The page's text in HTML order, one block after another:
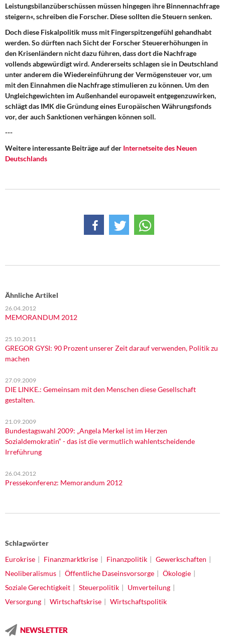
Leistungsbilanzüberschüssen müssen hingegen ihre Binnennachfrage
steigern«, schreiben die Forscher. Diese sollten die Steuern senken.
Doch diese Fiskalpolitik muss mit Fingerspitzengefühl gehandhabt
werden. So dürften nach Sicht der Forscher Steuererhöhungen in
den Krisenländern nicht dazu führen, dass dort die Nachfrage
vollends abgewürdigt wird. Andererseits schlagen sie in Deutschland
unter anderem die Wiedereinführung der Vermögensteuer vor, um
mit den Einnahmen die Nachfrage stimulieren zu können. Um den
Ungleichgewichten im Außenhandel europaweit entgegenzuwirken,
schlägt das IMK die Gründung eines Europäischen Währungsfonds
vor, der auch Sanktionen verhängen können soll.
---
Weitere interessante Beiträge auf der Internetseite des Neuen
Deutschlands
Ähnliche Artikel
26.04.2012
MEMORANDUM 2012
25.10.2011
GREGOR GYSI: 90 Prozent unserer Zeit darauf verwenden, Politik zu
machen
27.09.2009
DIE LINKE.: Gemeinsam mit den Menschen diese Gesellschaft
gestalten.
21.09.2009
Bundestagswahl 2009: „Angela Merkel ist im Herzen
Sozialdemokratin“ - das ist die vermutlich wahlentscheidende
Irreführung
26.04.2012
Pressekonferenz: Memorandum 2012
Schlagwörter
Eurokrise
Finanzmarktkrise Finanzpolitik
Gewerkschaften
Neoliberalismus
Öffentliche Daseinsvorsorge
Ökologie
Soziale Gerechtigkeit
Steuerpolitik
Umverteilung
Versorgung
Wirtschaftskrise Wirtschaftspolitik
NEWSLETTER